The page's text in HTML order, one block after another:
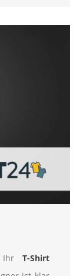
Ihr T-Shirt